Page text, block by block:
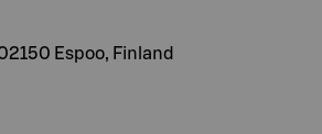
Espoo, Finland